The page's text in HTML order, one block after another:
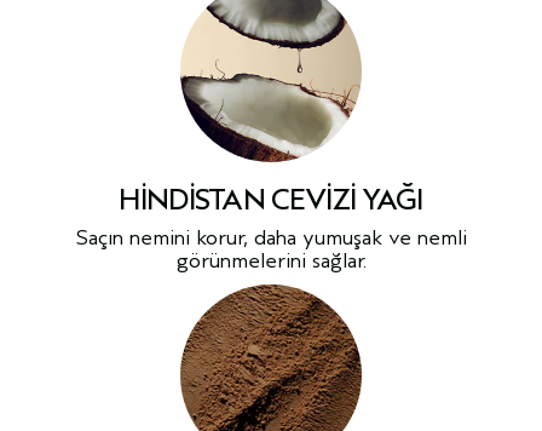
HINDISTAN CEVIZI YAĞI
Saçın nemini korur, daha yumuşak ve nemli
görünmelerini sağlar.